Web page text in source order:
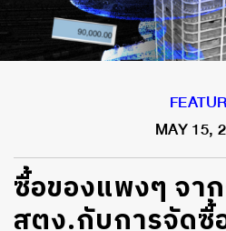
MAY 15,
ซื้อของแพงๆ จา
สตง.กับการจัดซื้